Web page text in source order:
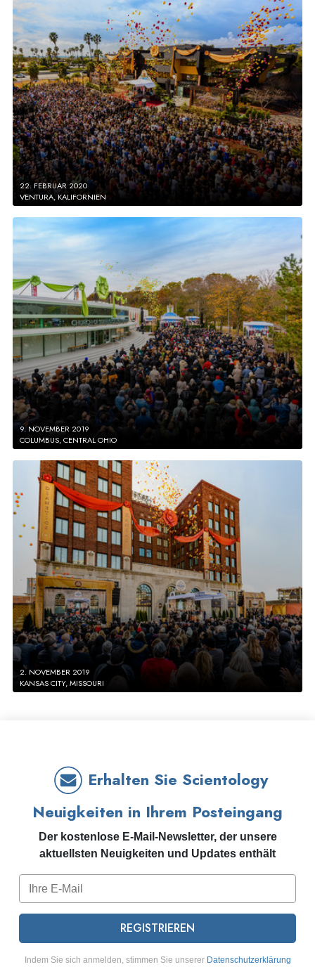
22. FEBRUAR 2020
VENTURA, KALIFORNIEN
9. NOVEMBER 2019
COLUMBUS, CENTRAL OHIO
2. NOVEMBER 2019
KANSAS CITY, MISSOURI
Erhalten Sie Scientology
Neuigkeiten in Ihrem Posteingang
Der kostenlose E-Mail-Newsletter, der unsere
aktuellsten Neuigkeiten und Updates enthält
REGISTRIEREN
Indem Sie sich anmelden, stimmen Sie unserer Datenschutzerklärung